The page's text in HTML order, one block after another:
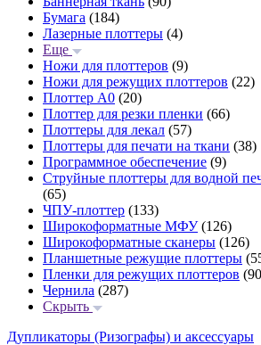
Бумага (184)
Лазерные плоттеры (4)
Еще
Ножи для плоттеров (9)
Ножи для режущих плоттеров (22)
Плоттер А0 (20)
Плоттер для резки пленки (66)
Плоттеры для лекал (57)
Плоттеры для печати на ткани (38)
Программное обеспечение (9)
Струйные плоттеры для водной
(65)
ЧПУ-плоттер (133)
Широкоформатные МФУ(126)
Широкоформатные сканеры (126)
Планшетные режущие плоттеры
Пленки для режущих плоттеров
Чернила (287)
Скрыть
Дупликаторы (Ризографы) и аксессуары